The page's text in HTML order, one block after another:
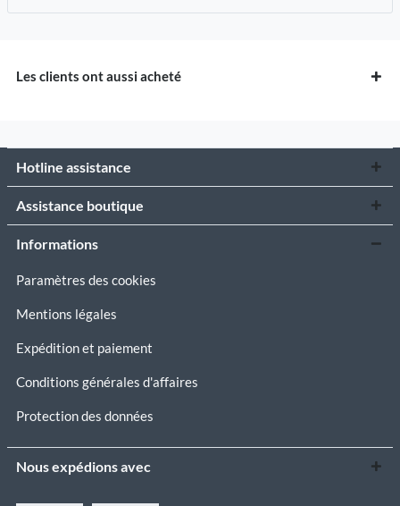
Les clients ont aussi acheté
Hotline assistance
Assistance boutique
Informations
Paramètres des cookies
Mentions légales
Expédition et paiement
Conditions générales d'affaires
Protection des données
Nous expédions avec